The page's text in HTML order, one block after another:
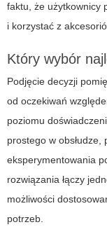
faktu, że użytkownicy
i korzystać z
Który wybór
Podjęcie decyzji
od oczekiwań
poziomu
prostego w obsłudze,
eksperymentowania
rozwiązania łączy
możliwości
potrzeb.